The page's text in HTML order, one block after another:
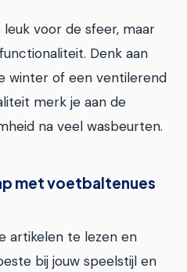
voor de sfeer, maar
Denk aan
winter of een ventilerend
merk je aan de
na veel wasbeurten.
met voetbaltenues
artikelen te lezen en
bij jouw speelstijl en